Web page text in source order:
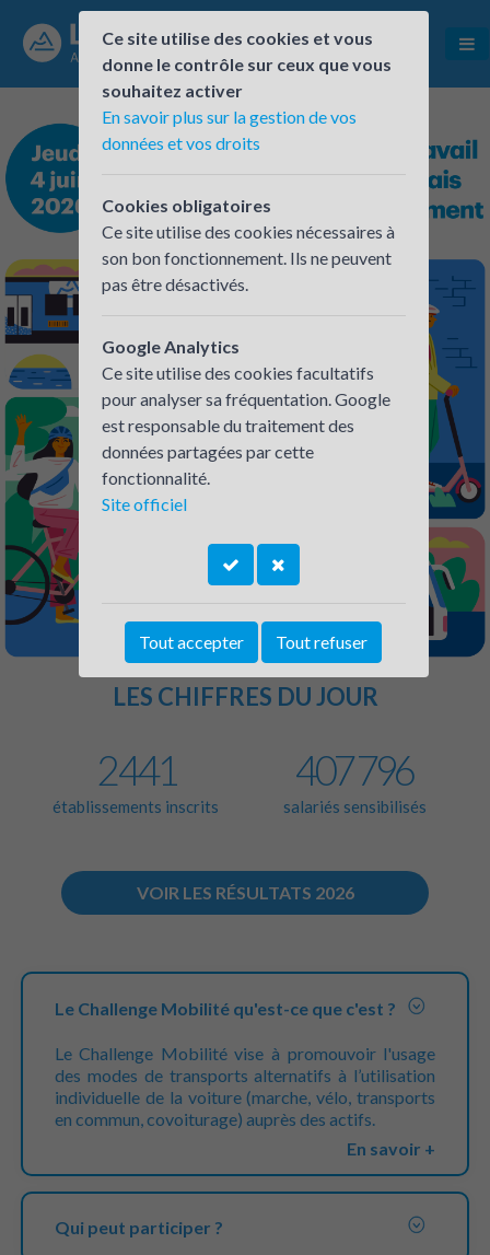
LES CHIFFRES DU JOUR
2 441
établissements inscrits
407 796
salariés sensibilisés
VOIR LES RÉSULTATS 2026
Le Challenge Mobilité qu'est-ce que c'est ?
Le Challenge Mobilité vise à promouvoir l'usage
des modes de transports alternatifs à l’utilisation
individuelle de la voiture (marche, vélo, transports
en commun, covoiturage) auprès des actifs.
En savoir +
Qui peut participer ?
Ce site utilise des cookies et vous
donne le contrôle sur ceux que vous
souhaitez activer
En savoir plus sur la gestion de vos
données et vos droits
Cookies obligatoires
Ce site utilise des cookies nécessaires à
son bon fonctionnement. Ils ne peuvent
pas être désactivés.
Google Analytics
Ce site utilise des cookies facultatifs
pour analyser sa fréquentation. Google
est responsable du traitement des
données partagées par cette
fonctionnalité.
Site officiel
Tout accepter Tout refuser